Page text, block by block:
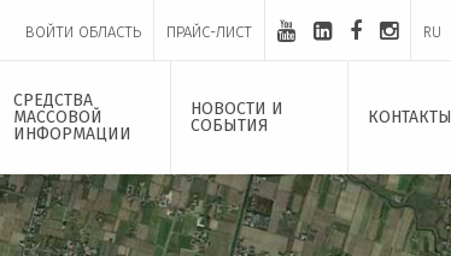
ВОЙТИ ОБЛАСТЬ ПРАЙС-ЛИСТ RU
СРЕДСТВА
МАССОВОЙ
ИНФОРМАЦИИ
НОВОСТИ И
СОБЫТИЯ
КОНТАКТЫ